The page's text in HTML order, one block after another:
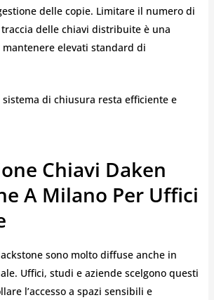
delle copie. Limitare il numero di
delle chiavi distribuite è una
elevati standard di
di chiusura resta efficiente e
Chiavi Daken
A Milano Per Uffici
sono molto diffuse anche in
Uffici, studi e aziende scelgono questi
l’accesso a spazi sensibili e